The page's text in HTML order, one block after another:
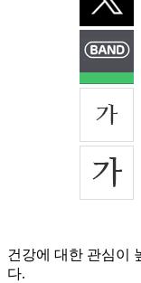
건강에 대한 관심이
다.